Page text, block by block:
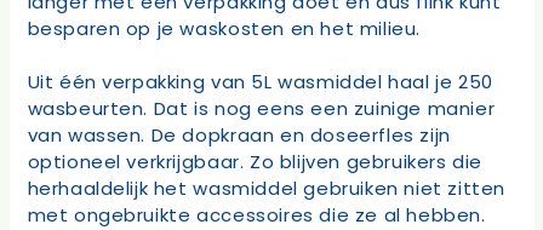
besparen op je waskosten en het milieu.
Uit één verpakking van 5L wasmiddel haal je 250
wasbeurten. Dat is nog eens een zuinige manier
van wassen. De dopkraan en doseerfles zijn
optioneel verkrijgbaar. Zo blijven gebruikers die
herhaaldelijk het wasmiddel gebruiken niet zitten
met ongebruikte accessoires die ze al hebben.